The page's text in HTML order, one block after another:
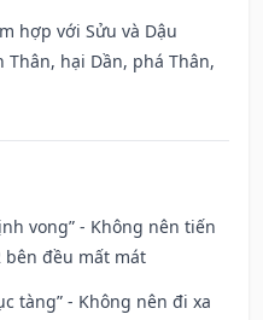
hợp với Sửu và Dậu
hại Dần, phá Thân,
vong” - Không nên tiến
bên đều mất mát
tàng” - Không nên đi xa